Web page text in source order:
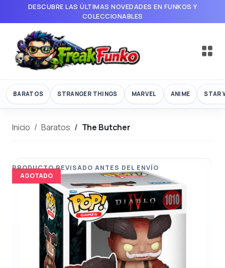
DESCUBRE LAS ÚLTIMAS NOVEDADES EN FUNKOS Y
COLECCIONABLES
BARATOS STRANGER THINGS MARVEL ANIME STAR
Inicio Baratos The Butcher
AGOTADO